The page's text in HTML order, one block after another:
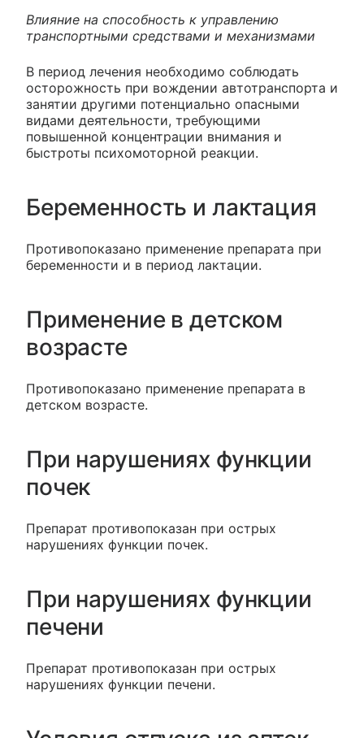
Влияние на способность к управлению
транспортными средствами и механизмами
В период лечения необходимо соблюдать
осторожность при вождении автотранспорта и
занятии другими потенциально опасными
видами деятельности, требующими
повышенной концентрации внимания и
быстроты психомоторной реакции.
Беременность и лактация
Противопоказано применение препарата при
беременности и в период лактации.
Применение в детском
возрасте
Противопоказано применение препарата в
детском возрасте.
При нарушениях функции
почек
Препарат противопоказан при острых
нарушениях функции почек.
При нарушениях функции
печени
Препарат противопоказан при острых
нарушениях функции печени.